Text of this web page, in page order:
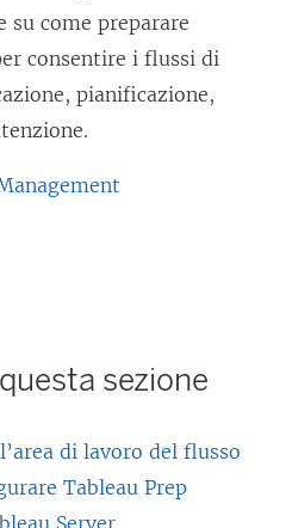
su come preparare
consentire i flussi di
pianificazione,
sezione
di lavoro del flusso
Tableau Prep
Server